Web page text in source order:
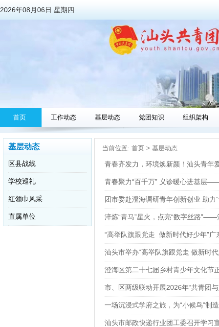
2026年08月06日 星期四
首页 工作动态 基层动态 党团知识 组织架构
当前位置: 首页 > 基层动态
青春齐发力，环境焕新颜！汕头青年
青春聚力“百千万” 义诊暖心进基层
团市委赴澄海调研青年创新创业 助力
淬炼“青马”星火，点亮“数字丝路
“高举队旗跟党走 做新时代好少年”
汕头市举办“高举队旗跟党走 做新时
澄海区第二十七届乡村青少年文化节
市、区两级联动开展2026年“共青团
一场沉浸式学府之旅，为“小候鸟”制
汕头市邮政快递行业团工委召开学习
基层动态
区县战线
学校巡礼
红领巾风采
直属单位